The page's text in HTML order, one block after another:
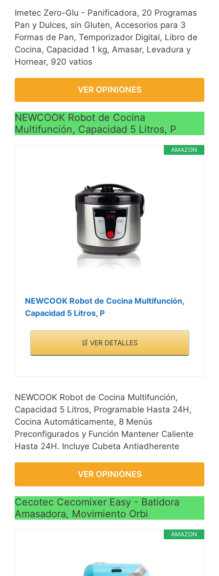
Imetec Zero-Glu - Panificadora, 20 Programas
Pan y Dulces, sin Gluten, Accesorios para 3
Formas de Pan, Temporizador Digital, Libro de
Cocina, Capacidad 1 kg, Amasar, Levadura y
Hornear, 920 vatios
VER OPINIONES
NEWCOOK Robot de Cocina
Multifunción, Capacidad 5 Litros, P
AMAZON
NEWCOOK Robot de Cocina Multifunción,
Capacidad 5 Litros, P
🛒 VER DETALLES
NEWCOOK Robot de Cocina Multifunción,
Capacidad 5 Litros, Programable Hasta 24H,
Cocina Automáticamente, 8 Menús
Preconfigurados y Función Mantener Caliente
Hasta 24H. Incluye Cubeta Antiadherente
VER OPINIONES
Cecotec Cecomixer Easy - Batidora
Amasadora, Movimiento Orbi
AMAZON